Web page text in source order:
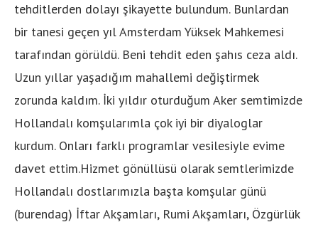
tehditlerden dolayı şikayette bulundum. Bunlardan
bir tanesi geçen yıl Amsterdam Yüksek Mahkemesi
tarafından görüldü. Beni tehdit eden şahıs ceza aldı.
Uzun yıllar yaşadığım mahallemi değiştirmek
zorunda kaldım. İki yıldır oturduğum Aker semtimizde
Hollandalı komşularımla çok iyi bir diyaloglar
kurdum. Onları farklı programlar vesilesiyle evime
davet ettim.Hizmet gönüllüsü olarak semtlerimizde
Hollandalı dostlarımızla başta komşular günü
(burendag) İftar Akşamları, Rumi Akşamları, Özgürlük